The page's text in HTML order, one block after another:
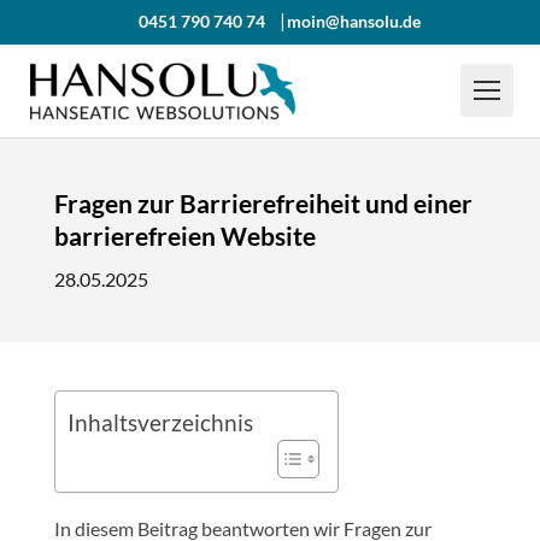
0451 790 740 74 moin@hansolu.de
Fragen zur Barrierefreiheit und einer
barrierefreien Website
28.05.2025
Inhaltsverzeichnis
In diesem Beitrag beantworten wir Fragen zur